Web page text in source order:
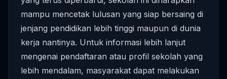
mampu mencetak lulusan yang siap bersaing di
jenjang pendidikan lebih tinggi maupun di dunia
kerja nantinya. Untuk informasi lebih lanjut
mengenai pendaftaran atau profil sekolah yang
lebih mendalam, masyarakat dapat melakukan